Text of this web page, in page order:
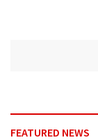
FEATURED NEWS